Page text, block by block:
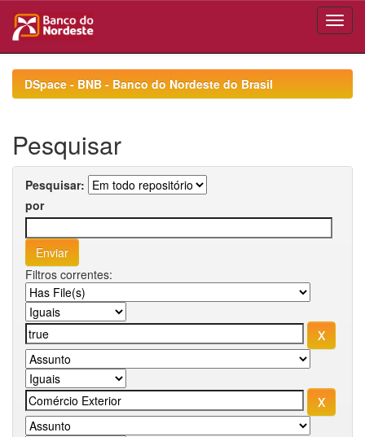
navigationDSpace - BNB - Banco do Nordeste do Brasil
Pesquisar
Pesquisar:
por
Filtros correntes: